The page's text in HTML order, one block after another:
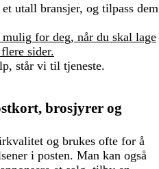
utall bransjer, og tilpass dem
for deg, når du skal lage
sider.
står vi til tjeneste.
brosjyrer og
og brukes ofte for å
i posten. Man kan også